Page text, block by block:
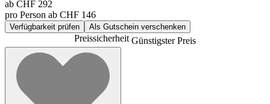
ab CHF 292
pro Person ab CHF 146
Verfügbarkeit prüfen Als Gutschein verschenken
PreissicherheitGünstigster Preis